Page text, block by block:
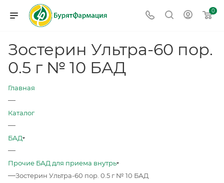
0
Зостерин Ультра-60 пор.
0.5 г № 10 БАД
Главная
—
Каталог
—
БАД
—
Прочие БАД для приема внутрь
—Зостерин Ультра-60 пор. 0.5 г № 10 БАД